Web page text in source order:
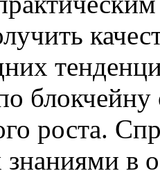
роста.
в